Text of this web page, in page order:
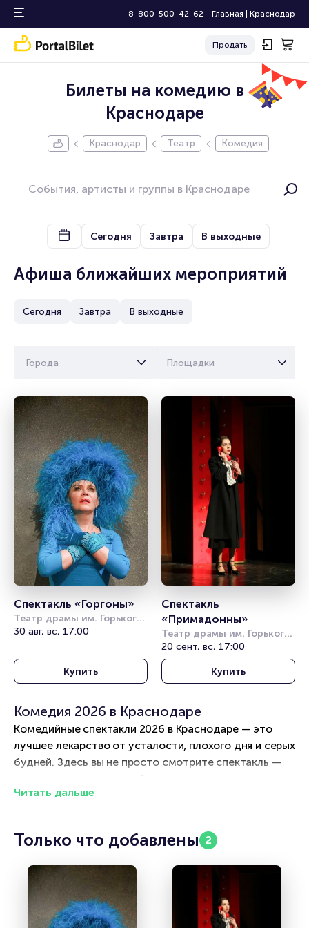
8-800-500-42-62 Главная Краснодар
Продать
Билеты на комедию в
Краснодаре
Краснодар Театр Комедия
Сегодня Завтра В выходные
Афиша ближайших мероприятий
Сегодня Завтра В выходные
Города Площадки
Спектакль «Горгоны»
Театр драмы им. Горького
(Краснодар)
30 авг, вс, 17:00
Купить
Спектакль
«Примадонны»
Театр драмы им. Горького
(Краснодар)
20 сент, вс, 17:00
Купить
Комедия 2026 в Краснодаре
Комедийные спектакли 2026 в Краснодаре — это
лучшее лекарство от усталости, плохого дня и серых
будней. Здесь вы не просто смотрите спектакль —
часа забываете о проблемах. Для жителей и гостей
классических театров с блистательными
водевилями до современных площадок с острыми
искрометные диалоги, нелепые ситуации и актеры,
которые умеют рассмешить до слез. Краснодар
представляет афишу комедийных спектаклей на
Читать дальше
Только что добавлены 2